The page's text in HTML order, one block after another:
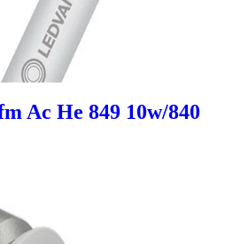
Ac He 849 10w/840